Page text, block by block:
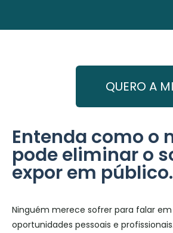
QUERO A
Entenda como o
pode eliminar o
expor em público.
Ninguém merece sofrer para falar
oportunidades pessoais e